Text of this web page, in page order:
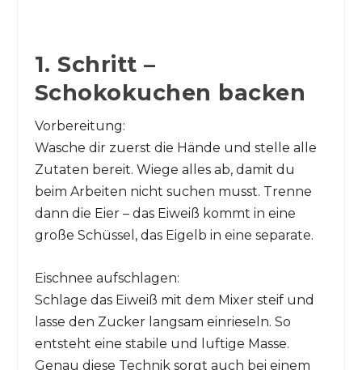
1. Schritt –
Schokokuchen backen
Vorbereitung:
Wasche dir zuerst die Hände und stelle alle
Zutaten bereit. Wiege alles ab, damit du
beim Arbeiten nicht suchen musst. Trenne
dann die Eier – das Eiweiß kommt in eine
große Schüssel, das Eigelb in eine separate.
Eischnee aufschlagen:
Schlage das Eiweiß mit dem Mixer steif und
lasse den Zucker langsam einrieseln. So
entsteht eine stabile und luftige Masse.
Genau diese Technik sorgt auch bei einem